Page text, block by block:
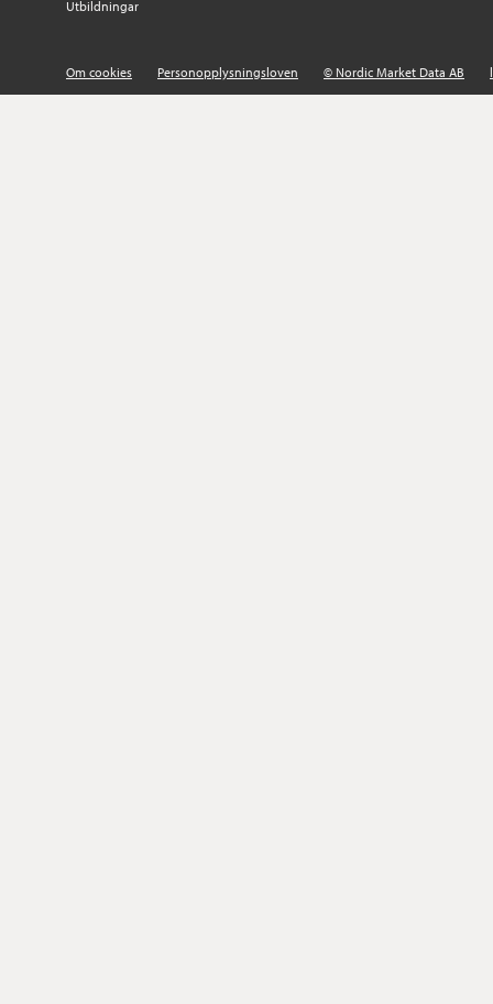
Utbildningar
Om cookies Personopplysningsloven © Nordic Market Data AB